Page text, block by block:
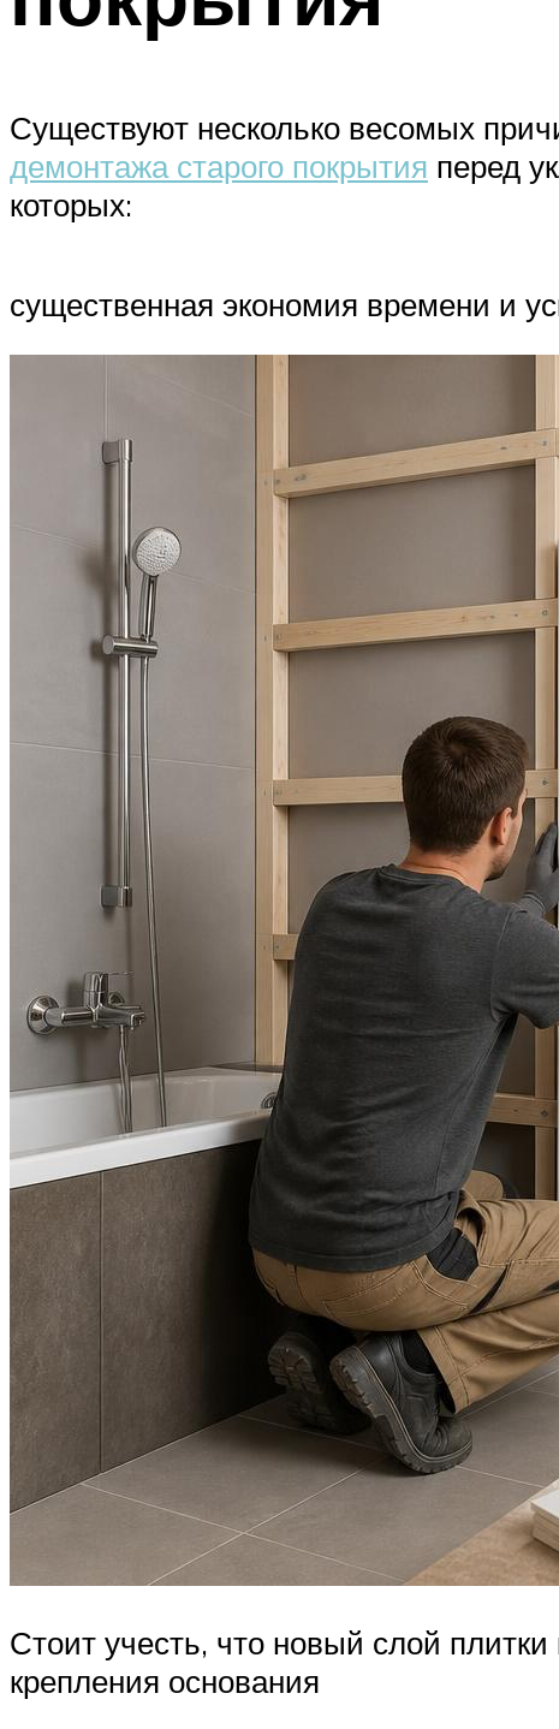
Существуют несколько весомых
демонтажа старого покрытия перед
которых:
существенная экономия времени и
Стоит учесть, что новый слой
крепления основания